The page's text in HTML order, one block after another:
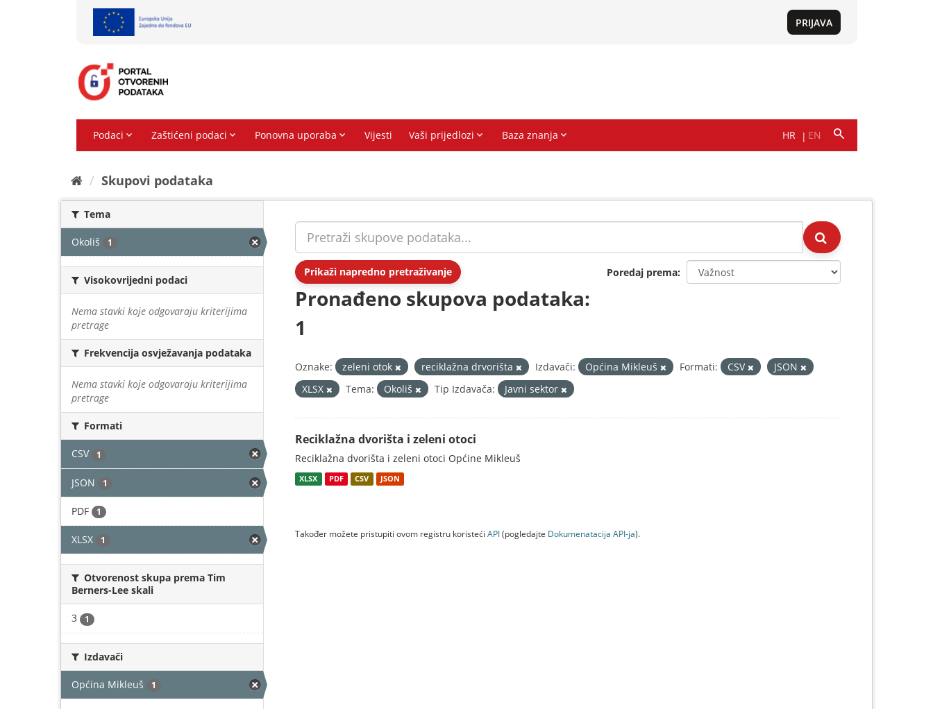
Skupovi podаtаkа
Tema
Okoliš 1
Visokovrijedni podaci
Nema stavki koje odgovaraju kriterijima
pretrage
Frekvencija osvježavanja podataka
Nema stavki koje odgovaraju kriterijima
pretrage
Formati
CSV 1
JSON 1
PDF 1
XLSX 1
Otvorenost skupa prema Tim
Berners-Lee skali
3 1
Izdavači
Općina Mikleuš 1
Prikaži napredno pretraživanje Poredaj prema
Pronađeno skupova podataka:
1
Oznake: zeleni otok reciklažna drvorišta Izdavači: Općina Mikleuš Formati: CSV
JSON
XLSX
Tema: Okoliš Tip Izdavača: Javni sektor
Reciklažna dvorišta i zeleni otoci
Reciklažna dvorišta i zeleni otoci Općine Mikleuš
XLSX PDF CSV JSON
Također možete pristupiti ovom registru koristeći API(pogledajte Dokumenаtаcijа API-jа).